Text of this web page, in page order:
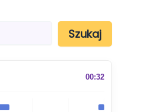
Szukaj
00:32